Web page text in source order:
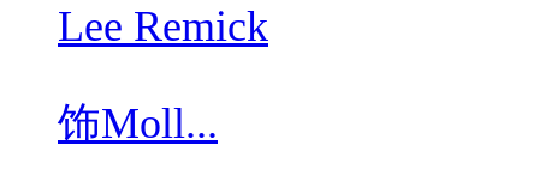
Lee Remick
饰Moll...